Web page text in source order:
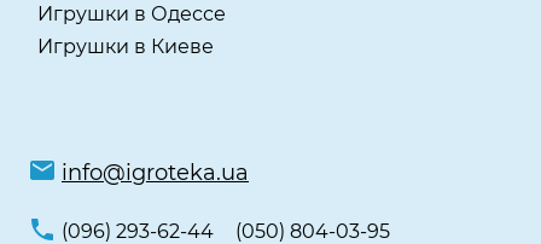
Игрушки в Одессе
Игрушки в Киеве
info@igroteka.ua
(096) 293-62-44
(050) 804-03-95